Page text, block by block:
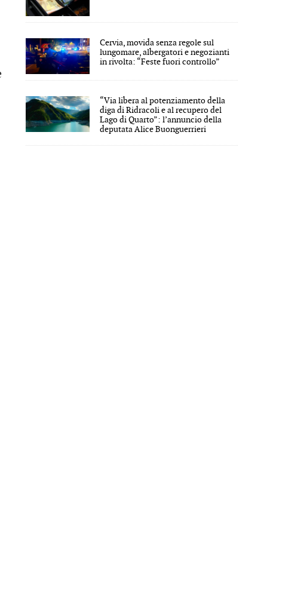
Cervia, movida senza regole sul
lungomare, albergatori e negozianti
in rivolta: “Feste fuori controllo”
“Via libera al potenziamento della
diga di Ridracoli e al recupero del
Lago di Quarto”: l’annuncio della
deputata Alice Buonguerrieri